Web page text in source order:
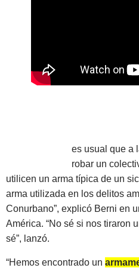
es usual que a
robar un
utilicen un arma típica de un
arma utilizada en los delitos
Conurbano”, explicó Berni en
América. “No sé si nos tiraron
sé”, lanzó.
“Hemos encontrado un